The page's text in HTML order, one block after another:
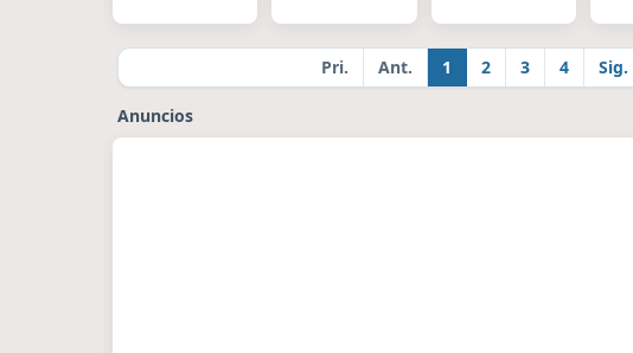
Pri. Ant. 1 2 3 4 Sig.
Anuncios